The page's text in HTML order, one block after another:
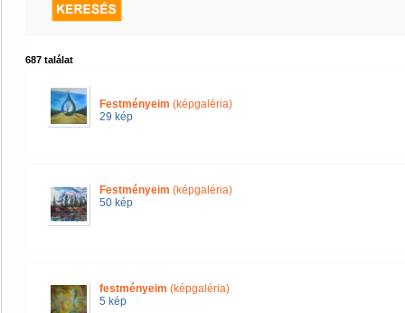
687 találat
Festményeim (képgaléria)
29 kép
Festményeim (képgaléria)
50 kép
festményeim (képgaléria)
5 kép